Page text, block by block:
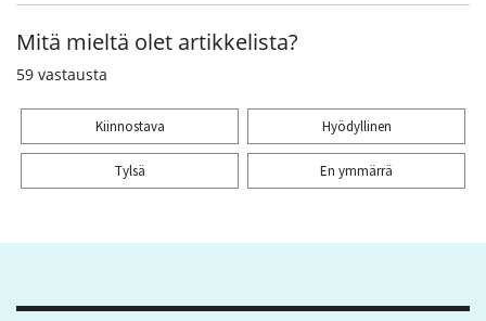
Mitä mieltä olet artikkelista?
59 vastausta
Kiinnostava Hyödyllinen
Tylsä En ymmärrä